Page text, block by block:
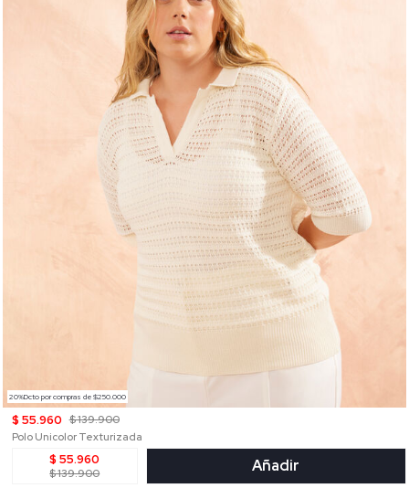
20%Dcto por compras de $250.000
$ 55.960 $ 139.900
Polo Unicolor Texturizada
$ 55.960
$ 139.900 Añadir